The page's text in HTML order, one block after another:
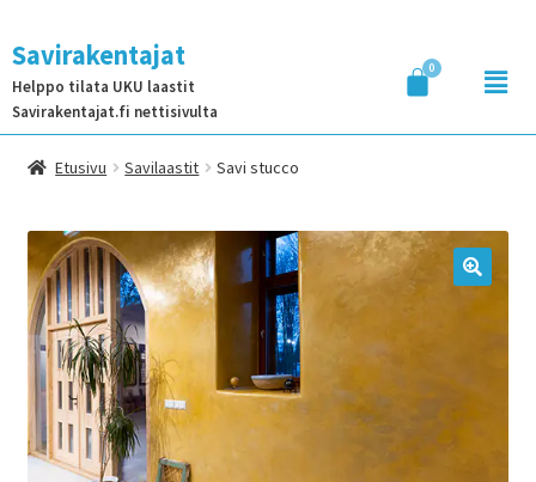
Savirakentajat
Helppo tilata UKU laastit
Savirakentajat.fi nettisivulta
Etusivu Savilaastit Savi stucco